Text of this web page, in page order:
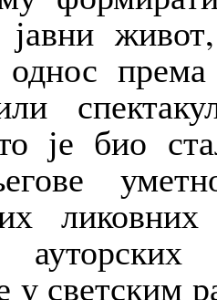
однос
је био
у светским